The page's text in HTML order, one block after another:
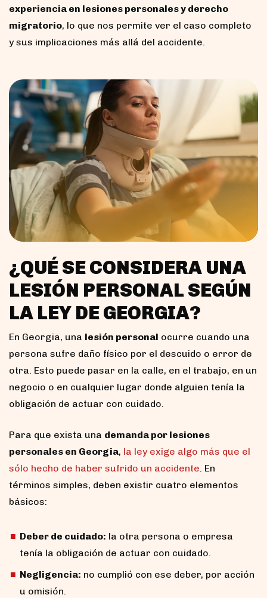
experiencia en lesiones personales y derecho
migratorio, lo que nos permite ver el caso completo
y sus implicaciones más allá del accidente.
¿QUÉ SE CONSIDERA UNA
LESIÓN PERSONAL SEGÚN
LA LEY DE GEORGIA?
En Georgia, una lesión personal ocurre cuando una
persona sufre daño físico por el descuido o error de
otra. Esto puede pasar en la calle, en el trabajo, en un
negocio o en cualquier lugar donde alguien tenía la
obligación de actuar con cuidado.
Para que exista una demanda por lesiones
personales en Georgia, la ley exige algo más que el
sólo hecho de haber sufrido un accidente . En
términos simples, deben existir cuatro elementos
básicos:
Deber de cuidado: la otra persona o empresa
tenía la obligación de actuar con cuidado.
Negligencia: no cumplió con ese deber, por acción
u omisión.